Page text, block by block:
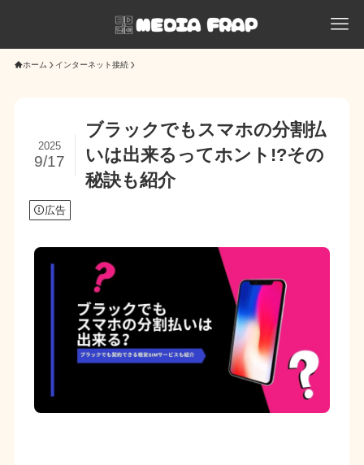
ホーム インターネット接続
ブラックでもスマホの分割払
いは出来るってホント!?その
秘訣も紹介
2025
9/17
広告